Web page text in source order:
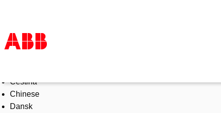
Products & Solutions
Industries
Services
Čeština
Chinese
Dansk